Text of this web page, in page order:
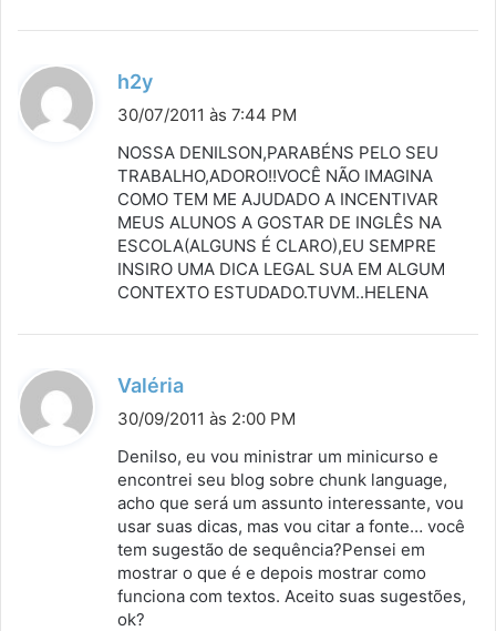
h2y
i
s
e
:
30/07/2011 às 7:44 PM
NOSSA DENILSON,PARABÉNS PELO SEU
TRABALHO,ADORO!!VOCÊ NÃO IMAGINA
COMO TEM ME AJUDADO A INCENTIVAR
MEUS ALUNOS A GOSTAR DE INGLÊS NA
ESCOLA(ALGUNS É CLARO),EU SEMPRE
INSIRO UMA DICA LEGAL SUA EM ALGUM
CONTEXTO ESTUDADO.TUVM..HELENA
Valéria
i
s
e
:
30/09/2011 às 2:00 PM
Denilso, eu vou ministrar um minicurso e
encontrei seu blog sobre chunk language,
acho que será um assunto interessante, vou
usar suas dicas, mas vou citar a fonte… você
tem sugestão de sequência?Pensei em
mostrar o que é e depois mostrar como
funciona com textos. Aceito suas sugestões,
ok?